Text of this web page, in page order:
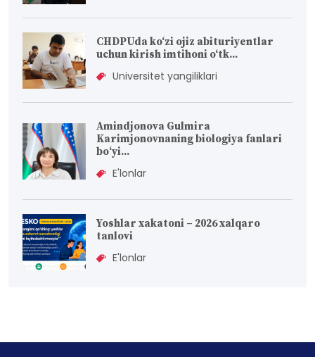
CHDPUda ko‘zi ojiz abituriyentlar
uchun kirish imtihoni o‘tk...
Universitet yangiliklari
Amindjonova Gulmira
Karimjonovnaning biologiya fanlari
bо‘yi...
E'lonlar
Yoshlar xakatoni – 2026 xalqaro
tanlovi
E'lonlar